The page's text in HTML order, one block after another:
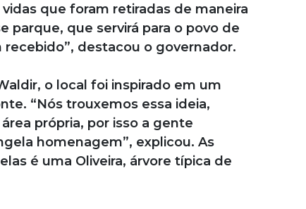
que foram retiradas de maneira
parque, que servirá para o povo de
destacou o governador.
o local foi inspirado em um
“Nós trouxemos essa ideia,
própria, por isso a gente
homenagem”, explicou. As
é uma Oliveira, árvore típica de